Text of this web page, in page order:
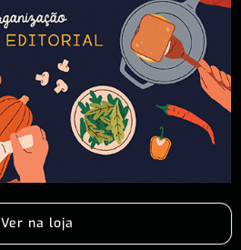
Ver na loja